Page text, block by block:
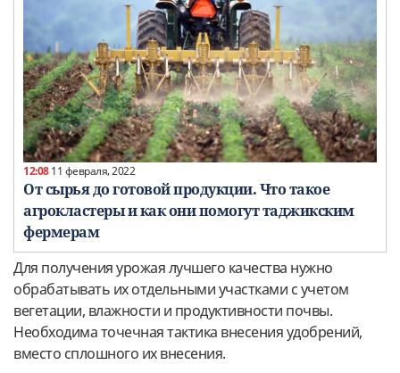
12:0811 февраля, 2022
От сырья до готовой продукции. Что такое
агрокластеры и как они помогут таджикским
фермерам
Для получения урожая лучшего качества нужно
обрабатывать их отдельными участками с учетом
вегетации, влажности и продуктивности почвы.
Необходима точечная тактика внесения удобрений,
вместо сплошного их внесения.